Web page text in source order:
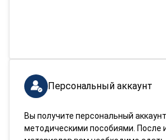
Персональный аккаунт
Вы получите персональный
методическими пособиями. После